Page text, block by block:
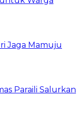
Jaga Mamuju
Paraili Salurkan